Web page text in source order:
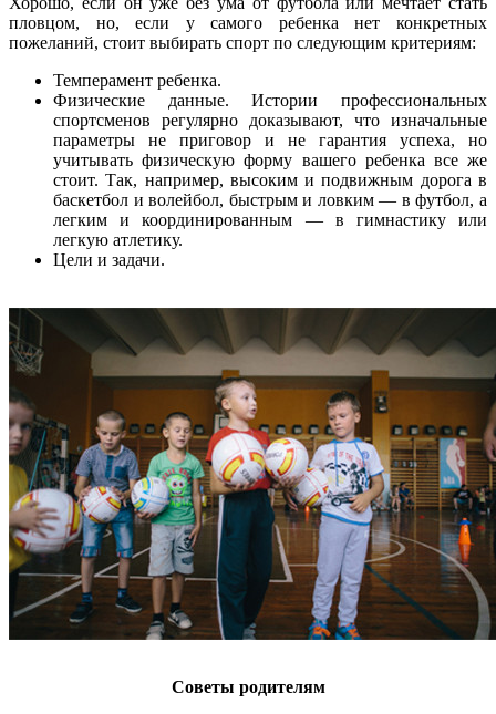
пловцом, но, если у самого ребенка нет конкретных
пожеланий, стоит выбирать спорт по следующим критериям:
Темперамент ребенка.
Физические данные. Истории профессиональных
спортсменов регулярно доказывают, что изначальные
параметры не приговор и не гарантия успеха, но
учитывать физическую форму вашего ребенка все же
стоит. Так, например, высоким и подвижным дорога в
баскетбол и волейбол, быстрым и ловким — в футбол, а
легким и координированным — в гимнастику или
легкую атлетику.
Цели и задачи.
Советы родителям